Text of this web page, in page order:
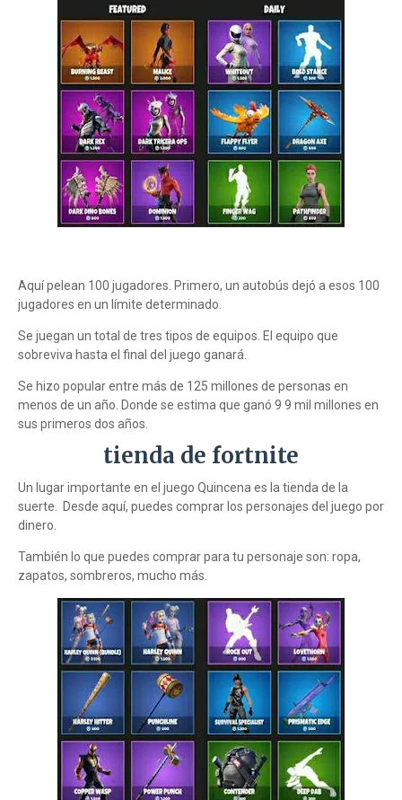
Aquí pelean 100 jugadores. Primero, un autobús dejó a esos 100
jugadores en un límite determinado.
Se juegan un total de tres tipos de equipos. El equipo que
sobreviva hasta el final del juego ganará.
Se hizo popular entre más de 125 millones de personas en
menos de un año. Donde se estima que ganó 9 9 mil millones en
sus primeros dos años.
tienda de fortnite
Un lugar importante en el juego Quincena es la tienda de la
suerte. Desde aquí, puedes comprar los personajes del juego por
dinero.
También lo que puedes comprar para tu personaje son: ropa,
zapatos, sombreros, mucho más.